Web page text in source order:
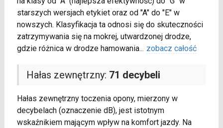
starszych wersjach etykiet oraz od "A" do "E" w
nowszych. Klasyfikacja ta odnosi się do skuteczności
zatrzymywania się na mokrej, utwardzonej drodze,
gdzie różnica w drodze hamowania... zobacz całość
Hałas zewnętrzny: 71 decybeli
Hałas zewnętrzny toczenia opony, mierzony w
decybelach (oznaczenie dB), jest istotnym
wskaźnikiem mającym wpływ na komfort jazdy. Na